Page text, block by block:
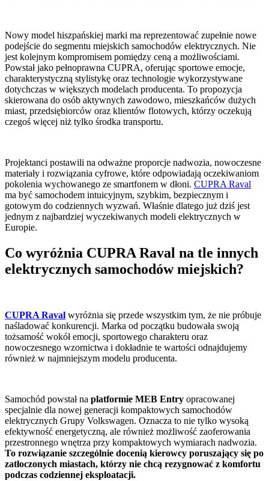
Nowy model hiszpańskiej marki ma reprezentować zupełnie nowe
podejście do segmentu miejskich samochodów elektrycznych. Nie
jest kolejnym kompromisem pomiędzy ceną a możliwościami.
Powstał jako pełnoprawna CUPRA, oferując sportowe emocje,
charakterystyczną stylistykę oraz technologie wykorzystywane
dotychczas w większych modelach producenta. To propozycja
skierowana do osób aktywnych zawodowo, mieszkańców dużych
miast, przedsiębiorców oraz klientów flotowych, którzy oczekują
czegoś więcej niż tylko środka transportu.
Projektanci postawili na odważne proporcje nadwozia, nowoczesne
materiały i rozwiązania cyfrowe, które odpowiadają oczekiwaniom
pokolenia wychowanego ze smartfonem w dłoni. CUPRA Raval
ma być samochodem intuicyjnym, szybkim, bezpiecznym i
gotowym do codziennych wyzwań. Właśnie dlatego już dziś jest
jednym z najbardziej wyczekiwanych modeli elektrycznych w
Europie.
Co wyróżnia CUPRA Raval na tle innych
elektrycznych samochodów miejskich?
CUPRA Raval wyróżnia się przede wszystkim tym, że nie próbuje
naśladować konkurencji. Marka od początku budowała swoją
tożsamość wokół emocji, sportowego charakteru oraz
nowoczesnego wzornictwa i dokładnie te wartości odnajdujemy
również w najmniejszym modelu producenta.
Samochód powstał na platformie MEB Entry opracowanej
specjalnie dla nowej generacji kompaktowych samochodów
elektrycznych Grupy Volkswagen. Oznacza to nie tylko wysoką
efektywność energetyczną, ale również możliwość zaoferowania
przestronnego wnętrza przy kompaktowych wymiarach nadwozia.
To rozwiązanie szczególnie docenią kierowcy poruszający się po
zatłoczonych miastach, którzy nie chcą rezygnować z komfortu
podczas codziennej eksploatacji.